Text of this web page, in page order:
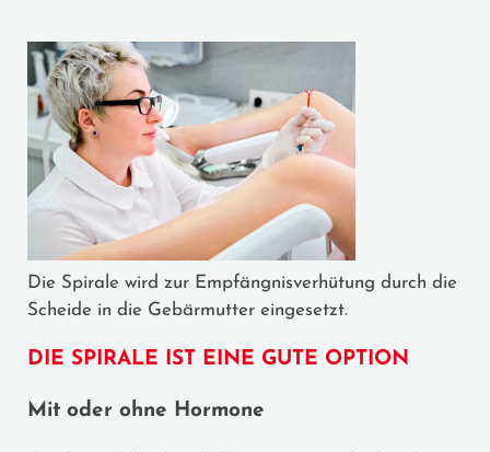
Die Spirale wird zur Empfängnisverhütung durch die
Scheide in die Gebärmutter eingesetzt.
DIE SPIRALE IST EINE GUTE OPTION
Mit oder ohne Hormone